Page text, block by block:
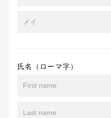
氏名（ローマ字）